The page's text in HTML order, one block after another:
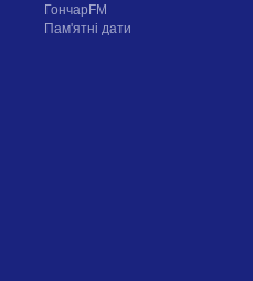
ГончарFM
Пам'ятні дати